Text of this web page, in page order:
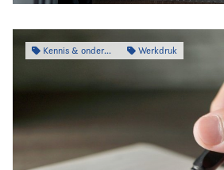
Kennis & onderzoek Werkdruk